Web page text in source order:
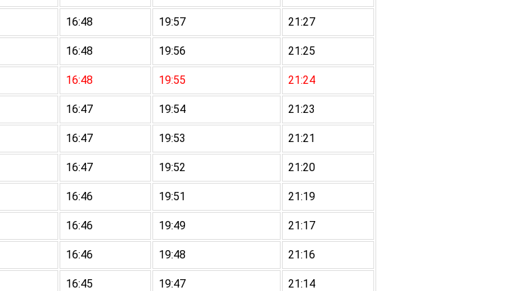
16:48 19:57 21:27
16:48 19:56 21:25
16:48 19:55 21:24
16:47 19:54 21:23
16:47 19:53 21:21
16:47 19:52 21:20
16:46 19:51 21:19
16:46 19:49 21:17
16:46 19:48 21:16
16:45 19:47 21:14